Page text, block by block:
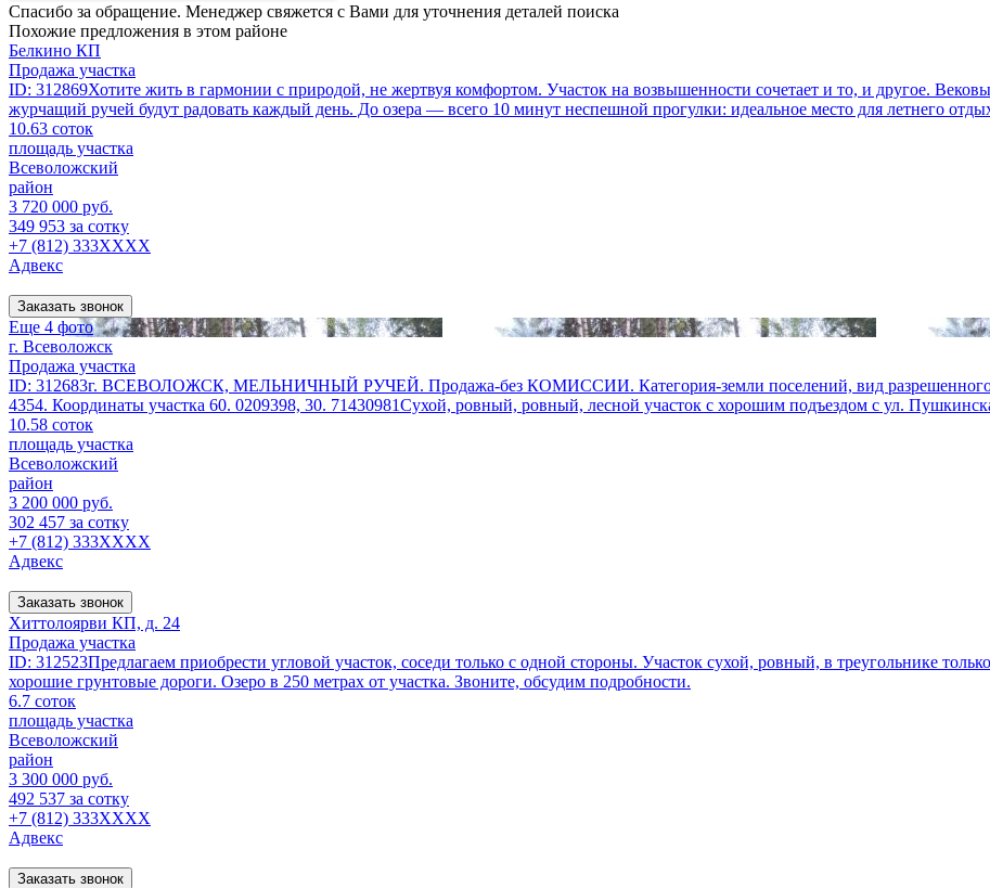
Спасибо за обращение. Менеджер свяжется с Вами для уточнения деталей поиска
Похожие предложения в этом районе
Белкино КП
Продажа участка
ID: 312869Хотите жить в гармонии с природой, не жертвуя комфортом. Участок на возвышенности сочетает и то, и другое.
журчащий ручей будут радовать каждый день. До озера — всего 10 минут неспешной прогулки: идеальное место для летнего
10.63 соток
площадь участка
Всеволожский
район
3 720 000 руб.
349 953 за сотку
+7 (812) 333XXXX
Адвекс
Заказать звонок
Еще 4 фото
г. Всеволожск
Продажа участка
ID: 312683г. ВСЕВОЛОЖСК, МЕЛЬНИЧНЫЙ РУЧЕЙ. Продажа-без КОМИССИИ. Категория-земли поселений, вид разрешенного
4354. Координаты участка 60. 0209398, 30. 71430981Сухой, ровный, ровный, лесной участок с хорошим подъездом с ул.
10.58 соток
площадь участка
Всеволожский
район
3 200 000 руб.
302 457 за сотку
+7 (812) 333XXXX
Адвекс
Заказать звонок
Хиттолоярви КП, д. 24
Продажа участка
ID: 312523Предлагаем приобрести угловой участок, соседи только с одной стороны. Участок сухой, ровный, в треугольнике
хорошие грунтовые дороги. Озеро в 250 метрах от участка. Звоните, обсудим подробности.
6.7 соток
площадь участка
Всеволожский
район
3 300 000 руб.
492 537 за сотку
+7 (812) 333XXXX
Адвекс
Заказать звонок